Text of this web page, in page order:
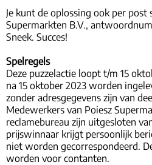
Je kunt de oplossing ook per post
Supermarkten B.V.,
Sneek. Succes!
Spelregels
Deze puzzelactie loopt t/m 15
na 15 oktober 2023 worden
zonder adresgegevens zijn van
Medewerkers van Poiesz
reclamebureau zijn uitgesloten
prijswinnaar krijgt persoonlijk
niet worden gecorrespondeerd.
worden voor contanten.